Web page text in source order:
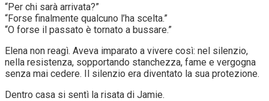
“Per chi sarà arrivata?”
“Forse finalmente qualcuno l’ha scelta.”
“O forse il passato è tornato a bussare.”
Elena non reagì. Aveva imparato a vivere così: nel silenzio,
nella resistenza, sopportando stanchezza, fame e vergogna
senza mai cedere. Il silenzio era diventato la sua protezione.
Dentro casa si sentì la risata di Jamie.